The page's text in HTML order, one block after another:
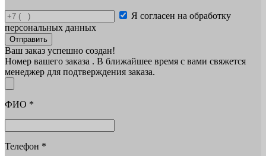
Я согласен на обработку
персональных данных
Отправить
Ваш заказ успешно создан!
Номер вашего заказа . В ближайшее время с вами свяжется
менеджер для подтверждения заказа.
ФИО *
Телефон *